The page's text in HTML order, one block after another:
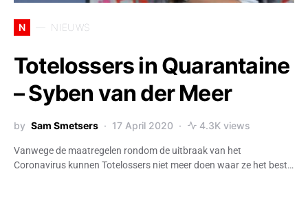
N NIEUWS
Totelossers in Quarantaine
– Syben van der Meer
by Sam Smetsers 17 April 2020 4.3K views
Vanwege de maatregelen rondom de uitbraak van het
Coronavirus kunnen Totelossers niet meer doen waar ze het best…